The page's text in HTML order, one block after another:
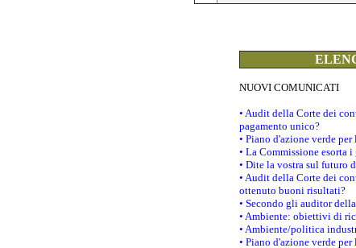
NUOVI COMUNICATI
• Audit della Corte dei
pagamento unico?
• Piano d'azione verde
• La Commissione esorta
• Dite la vostra sul futuro
• Audit della Corte dei
ottenuto buoni risultati?
• Secondo gli auditor
• Ambiente: obiettivi di
• Ambiente/politica
• Piano d'azione verde